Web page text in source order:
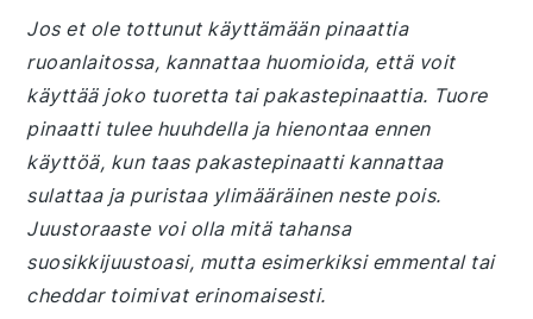
Jos et ole tottunut käyttämään pinaattia
ruoanlaitossa, kannattaa huomioida, että voit
käyttää joko tuoretta tai pakastepinaattia. Tuore
pinaatti tulee huuhdella ja hienontaa ennen
käyttöä, kun taas pakastepinaatti kannattaa
sulattaa ja puristaa ylimääräinen neste pois.
Juustoraaste voi olla mitä tahansa
suosikkijuustoasi, mutta esimerkiksi emmental tai
cheddar toimivat erinomaisesti.